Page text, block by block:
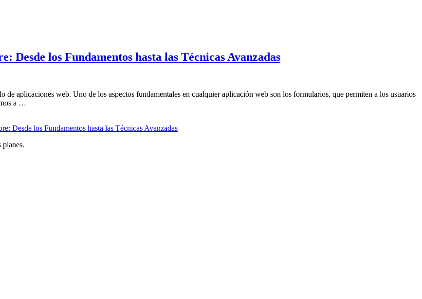
Desde los Fundamentos hasta las Técnicas Avanzadas
aplicaciones web. Uno de los aspectos fundamentales en cualquier aplicación web son los formularios, que permiten a los usuarios
a …
Desde los Fundamentos hasta las Técnicas Avanzadas
planes.